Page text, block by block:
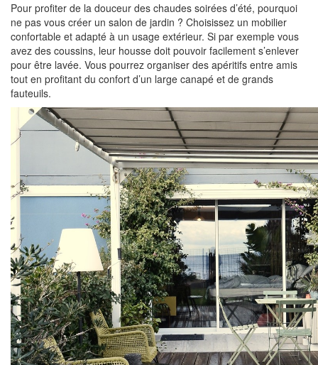
Pour profiter de la douceur des chaudes soirées d’été, pourquoi
ne pas vous créer un salon de jardin ? Choisissez un mobilier
confortable et adapté à un usage extérieur. Si par exemple vous
avez des coussins, leur housse doit pouvoir facilement s’enlever
pour être lavée. Vous pourrez organiser des apéritifs entre amis
tout en profitant du confort d’un large canapé et de grands
fauteuils.